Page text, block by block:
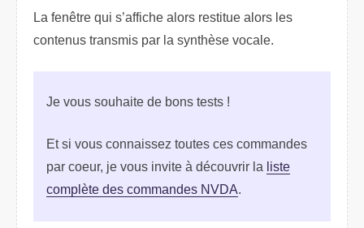
La fenêtre qui s’affiche alors restitue alors les
contenus transmis par la synthèse vocale.
Je vous souhaite de bons tests !
Et si vous connaissez toutes ces commandes
par coeur, je vous invite à découvrir la liste
complète des commandes NVDA.